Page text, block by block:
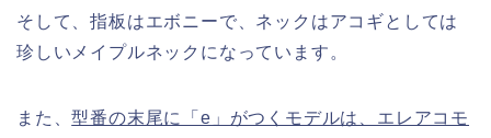
そして、指板はエボニーで、ネックはアコギとしては
珍しいメイプルネックになっています。
また、型番の末尾に「e」がつくモデルは、エレアコモ